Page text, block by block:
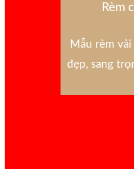
Rèm
Mẫu rèm
đẹp, sang